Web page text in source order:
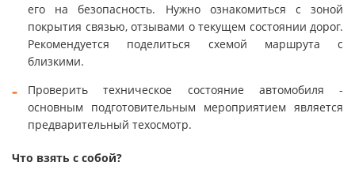
его на безопасность. Нужно ознакомиться с зоной
покрытия связью, отзывами о текущем состоянии дорог.
Рекомендуется поделиться схемой маршрута с
близкими.
Проверить техническое состояние автомобиля -
основным подготовительным мероприятием является
предварительный техосмотр.
Что взять с собой?